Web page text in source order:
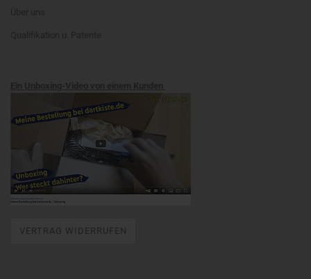
VERTRAG WIDERRUFEN